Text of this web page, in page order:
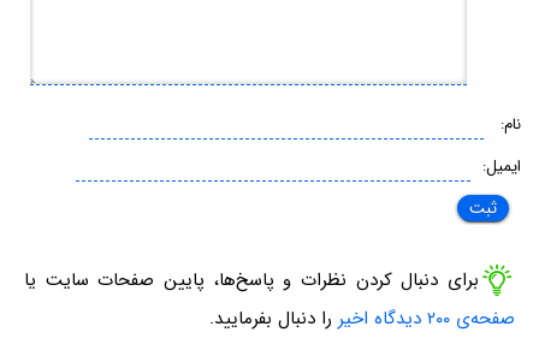
نام:
ایمیل:
برای دنبال کردن نظرات و پاسخ‌ها، پایین صفحات سایت یا
صفحه‌ی ۲۰۰ دیدگاه اخیر
را دنبال بفرمایید.